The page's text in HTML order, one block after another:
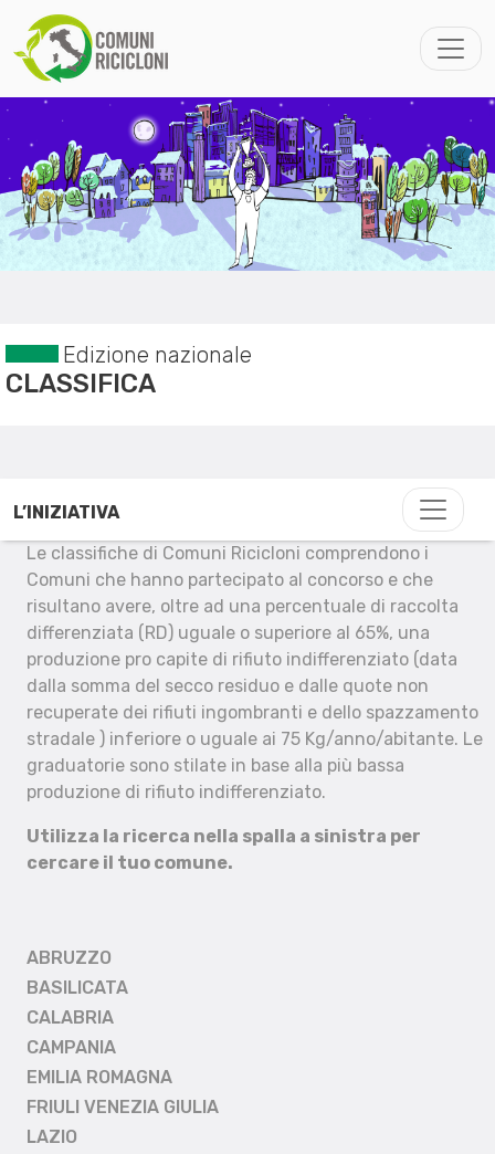
Edizione nazionale
CLASSIFICA
L’INIZIATIVA
Le classifiche di Comuni Ricicloni comprendono i
Comuni che hanno partecipato al concorso e che
risultano avere, oltre ad una percentuale di raccolta
differenziata (RD) uguale o superiore al 65%, una
produzione pro capite di rifiuto indifferenziato (data
dalla somma del secco residuo e dalle quote non
recuperate dei rifiuti ingombranti e dello spazzamento
stradale ) inferiore o uguale ai 75 Kg/anno/abitante. Le
graduatorie sono stilate in base alla più bassa
produzione di rifiuto indifferenziato.
Utilizza la ricerca nella spalla a sinistra per
cercare il tuo comune.
ABRUZZO
BASILICATA
CALABRIA
CAMPANIA
EMILIA ROMAGNA
FRIULI VENEZIA GIULIA
LAZIO